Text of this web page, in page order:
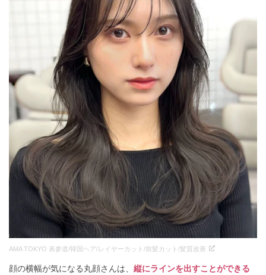
AMA TOKYO 表参道/韓国ヘア/レイヤーカット/前髪カット/髪質改善
顔の横幅が気になる丸顔さんは、 縦にラインを出すことができる